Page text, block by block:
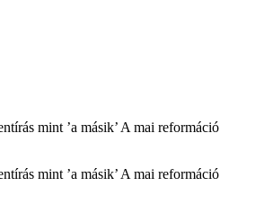
mint ’a másik’ A mai reformáció
mint ’a másik’ A mai reformáció